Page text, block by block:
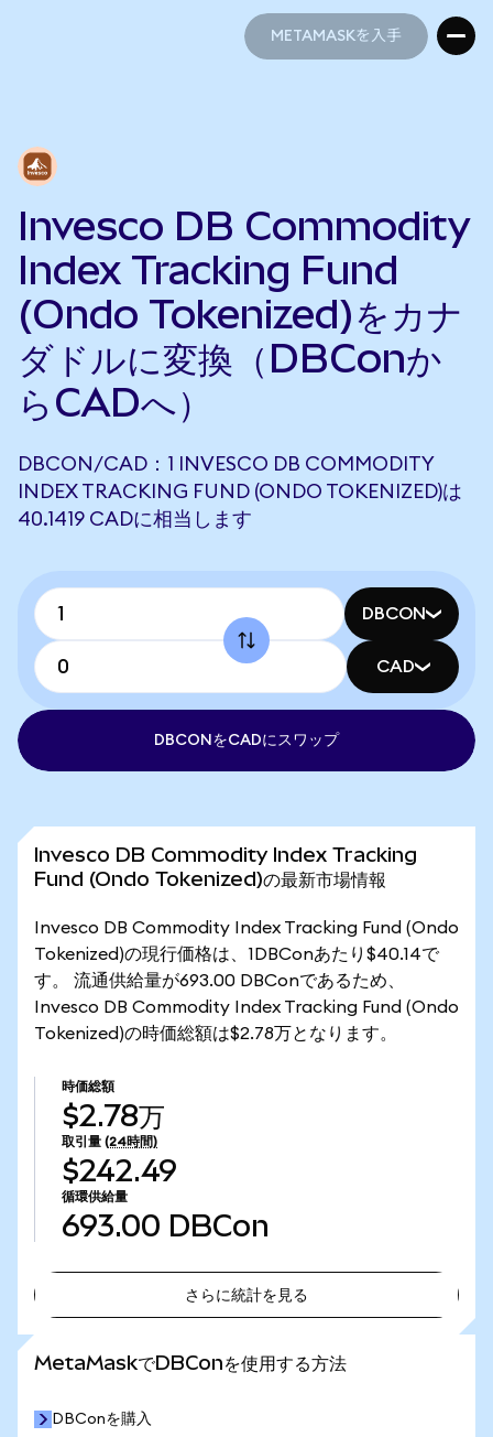
METAMASKを入手
Invesco DB Commodity
Index Tracking Fund
(Ondo Tokenized)をカナ
ダドルに変換（DBConか
らCADへ）
DBCON/CAD：1 INVESCO DB COMMODITY
INDEX TRACKING FUND (ONDO TOKENIZED)は
40.1419 CADに相当します
DBCON
CAD
DBCONをCADにスワップ
Invesco DB Commodity Index Tracking
Fund (Ondo Tokenized)の最新市場情報
Invesco DB Commodity Index Tracking Fund (Ondo
Tokenized)の現行価格は、1DBConあたり$40.14で
す。 流通供給量が693.00 DBConであるため、
Invesco DB Commodity Index Tracking Fund (Ondo
Tokenized)の時価総額は$2.78万となります。
時価総額
$2.78万
取引量 (24時間)
$242.49
循環供給量
693.00 DBCon
さらに統計を見る
MetaMaskでDBConを使用する方法
DBConを購入